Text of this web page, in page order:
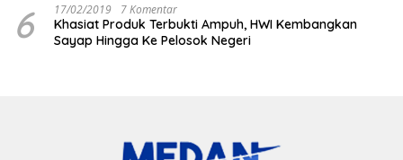
6 17/02/2019 7 Komentar
Khasiat Produk Terbukti Ampuh, HWI Kembangkan
Sayap Hingga Ke Pelosok Negeri